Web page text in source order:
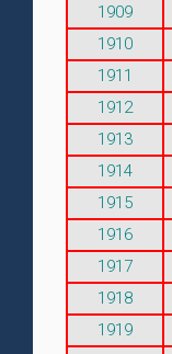
1909
1910
1911
1912
1913
1914
1915
1916
1917
1918
1919